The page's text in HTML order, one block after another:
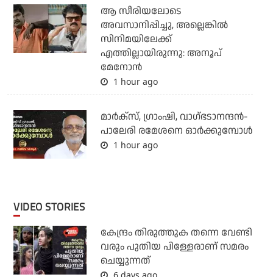
ആ സീരിയലോടെ
അവസാനിപ്പിച്ചു, അല്ലെങ്കിൽ
സിനിമയിലേക്ക്
എത്തില്ലായിരുന്നു: അനൂപ്
മേനോൻ
1 hour ago
മാര്‍ക്‌സ്, ഗ്രാംഷി, വാഗ്ഭടാനന്ദന്‍-
പാലേരി രമേശനെ ഓര്‍ക്കുമ്പോള്‍
1 hour ago
VIDEO STORIES
കേന്ദ്രം തിരുത്തുക തന്നെ വേണ്ടി
വരും പുതിയ പിള്ളേരാണ് സമരം
ചെയ്യുന്നത്
6 days ago